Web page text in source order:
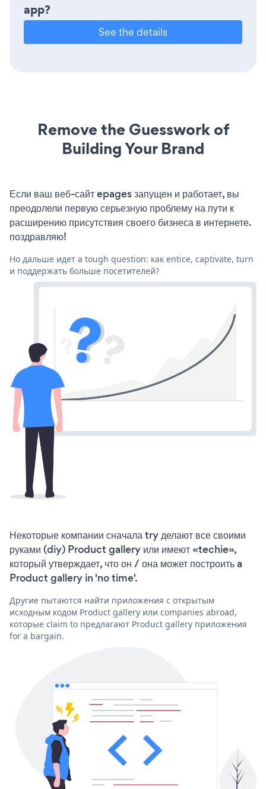
app?
See the details
Remove the Guesswork of
Building Your Brand
Если ваш веб-сайт epages запущен и работает, вы
преодолели первую серьезную проблему на пути к
расширению присутствия своего бизнеса в интернете.
поздравляю!
Но дальше идет a tough question: как entice, captivate, turn
и поддержать больше посетителей?
Некоторые компании сначала try делают все своими
руками (diy) Product gallery или имеют «techie»,
который утверждает, что он / она может построить a
Product gallery in 'no time'.
Другие пытаются найти приложения с открытым
исходным кодом Product gallery или companies abroad,
которые claim to предлагают Product gallery приложения
for a bargain.